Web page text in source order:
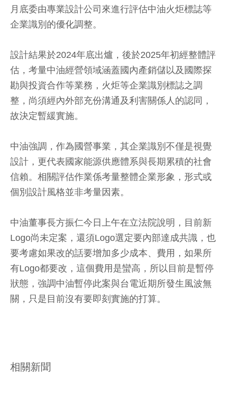
月底委由專業設計公司來進行評估中油火炬標誌等
企業識別的優化調整。
設計結果於2024年底出爐，後於2025年初經整體評
估，考量中油經營領域涵蓋國內產銷儲以及國際探
勘與投資合作等業務，火炬等企業識別標誌之調
整，尚須經內外部充份溝通及利害關係人的認同，
故決定暫緩實施。
中油強調，作為國營事業，其企業識別不僅是視覺
設計，更代表國家能源供應體系與長期累積的社會
信賴。相關評估作業係考量整體企業形象，形式或
個別設計風格並非考量因素。
中油董事長方振仁今日上午在立法院說明，目前新
Logo尚未定案，還須Logo選定要內部達成共識，也
要考慮如果改的話要增加多少成本、費用，如果所
有Logo都要改，這個費用是蠻高，所以目前是暫停
狀態，強調中油暫停此案與台電近期所發生風波無
關，只是目前沒有要即刻實施的打算。
相關新聞